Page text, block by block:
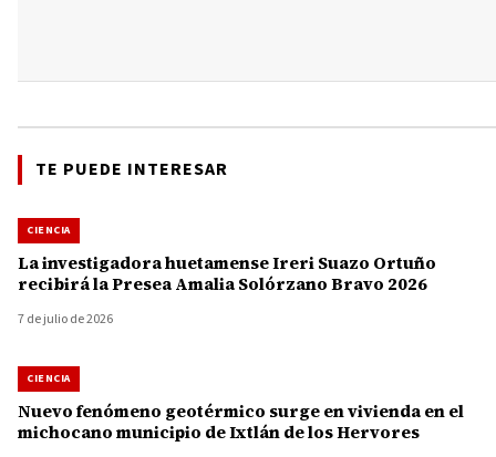
TE PUEDE INTERESAR
CIENCIA
La investigadora huetamense Ireri Suazo Ortuño
recibirá la Presea Amalia Solórzano Bravo 2026
7 de julio de 2026
CIENCIA
Nuevo fenómeno geotérmico surge en vivienda en el
michocano municipio de Ixtlán de los Hervores